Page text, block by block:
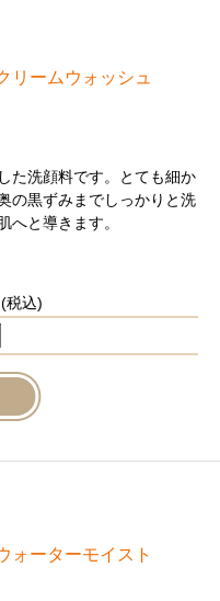
リームウォッシュ
た洗顔料です。とても細か
の黒ずみまでしっかりと洗
へと導きます。
税込)
ォーターモイスト